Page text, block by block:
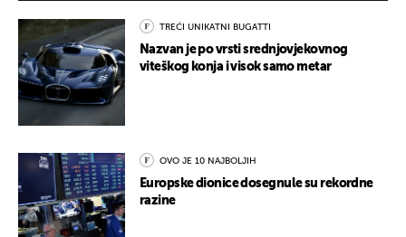
TREĆI UNIKATNI BUGATTI
Nazvan je po vrsti srednjovjekovnog
viteškog konja i visok samo metar
OVO JE 10 NAJBOLJIH
Europske dionice dosegnule su rekordne
razine